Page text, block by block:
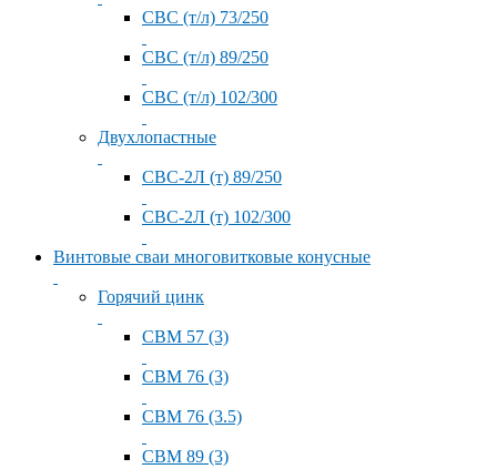
СВС (т/л) 73/250
СВС (т/л) 89/250
СВС (т/л) 102/300
Двухлопастные
СВС-2Л (т) 89/250
СВС-2Л (т) 102/300
Винтовые сваи многовитковые конусные
Горячий цинк
СВМ 57 (3)
СВМ 76 (3)
СВМ 76 (3.5)
СВМ 89 (3)